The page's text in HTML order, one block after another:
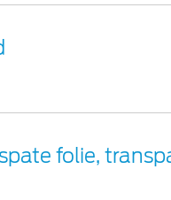
folie,